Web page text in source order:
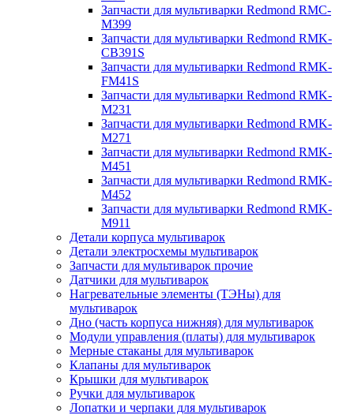
Запчасти для мультиварки Redmond RMC-
M399
Запчасти для мультиварки Redmond RMK-
CB391S
Запчасти для мультиварки Redmond RMK-
FM41S
Запчасти для мультиварки Redmond RMK-
M231
Запчасти для мультиварки Redmond RMK-
M271
Запчасти для мультиварки Redmond RMK-
M451
Запчасти для мультиварки Redmond RMK-
M452
Запчасти для мультиварки Redmond RMK-
M911
Детали корпуса мультиварок
Детали электросхемы мультиварок
Запчасти для мультиварок прочие
Датчики для мультиварок
Нагревательные элементы (ТЭНы) для
мультиварок
Дно (часть корпуса нижняя) для мультиварок
Модули управления (платы) для мультиварок
Мерные стаканы для мультиварок
Клапаны для мультиварок
Крышки для мультиварок
Ручки для мультиварок
Лопатки и черпаки для мультиварок